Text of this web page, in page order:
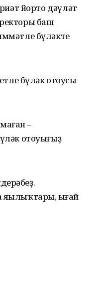
йорто дәүләт
баш
бүләкте
бүләк отоусы
–
отоуығыҙ
ыңғай